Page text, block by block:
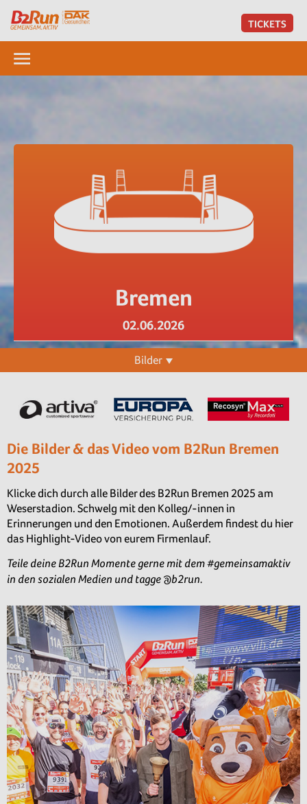
TICKETS
Bremen
02.06.2026
Bilder
Die Bilder & das Video vom B2Run Bremen
2025
Klicke dich durch alle Bilder des B2Run Bremen 2025 am
Weserstadion. Schwelg mit den Kolleg/-innen in
Erinnerungen und den Emotionen. Außerdem findest du hier
das Highlight-Video von eurem Firmenlauf.
Teile deine B2Run Momente gerne mit dem #gemeinsamaktiv
in den sozialen Medien und tagge @b2run.